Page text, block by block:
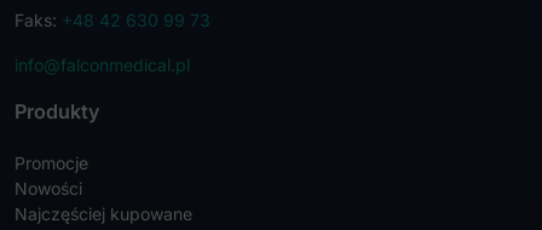
Faks: +48 42 630 99 73
info@falconmedical.pl
Produkty
Promocje
Nowości
Najczęściej kupowane